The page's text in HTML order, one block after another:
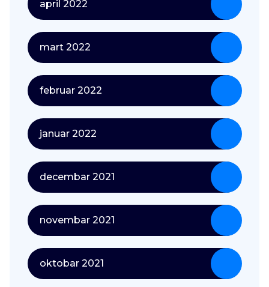
april 2022
mart 2022
februar 2022
januar 2022
decembar 2021
novembar 2021
oktobar 2021